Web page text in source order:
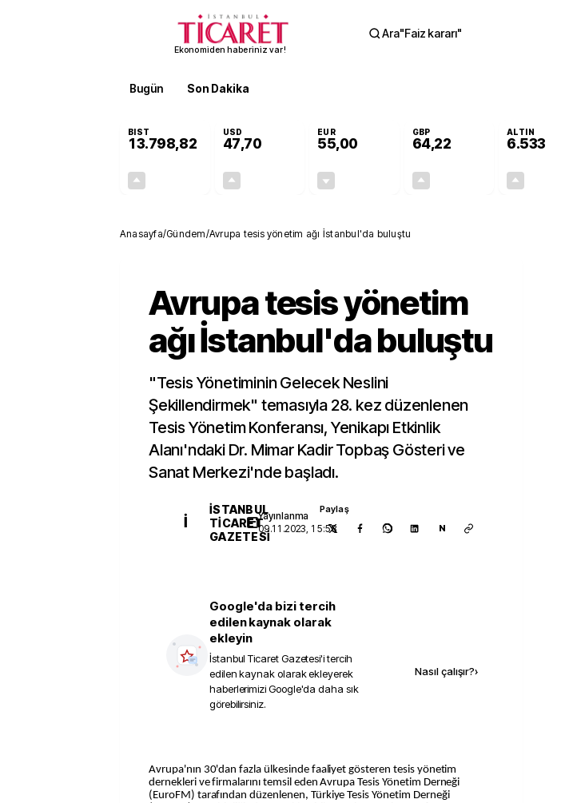
Ekonomiden haberiniz var!
Ara"Faiz kararı"
Bugün Son Dakika
BIST
13.798,82
USD
47,70
EUR
55,00
GBP
64,22
ALTIN
6.533
Anasayfa/Gündem/Avrupa tesis yönetim ağı İstanbul'da buluştu
Avrupa tesis yönetim
ağı İstanbul'da buluştu
"Tesis Yönetiminin Gelecek Neslini
Şekillendirmek" temasıyla 28. kez düzenlenen
Tesis Yönetim Konferansı, Yenikapı Etkinlik
Alanı'ndaki Dr. Mimar Kadir Topbaş Gösteri ve
Sanat Merkezi'nde başladı.
İ
İSTANBUL
TICARET
GAZETESI
Yayınlanma
09.11.2023, 15:58
Paylaş
N
Google'da bizi tercih
edilen kaynak olarak
ekleyin
İstanbul Ticaret Gazetesi'i tercih
edilen kaynak olarak ekleyerek
haberlerimizi Google'da daha sık
görebilirsiniz.
Nasıl çalışır?›
Avrupa'nın 30'dan fazla ülkesinde faaliyet gösteren tesis yönetim
dernekleri ve firmalarını temsil eden Avrupa Tesis Yönetim Derneği
(EuroFM) tarafından düzenlenen, Türkiye Tesis Yönetim Derneği